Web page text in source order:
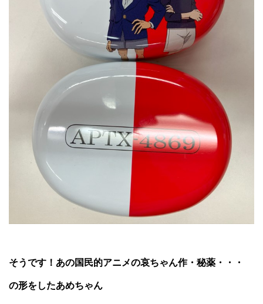
そうです！あの国民的アニメの哀ちゃん作・秘薬・・・
の形をしたあめちゃん